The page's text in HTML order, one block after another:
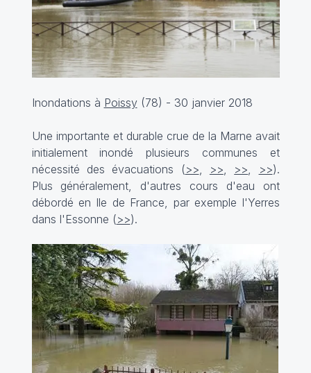
Inondations à Poissy(78) - 30 janvier 2018
Une importante et durable crue de la Marne avait
initialement inondé plusieurs communes et
nécessité des évacuations (>> >> >> >>).
Plus généralement, d'autres cours d'eau ont
débordé en Ile de France, par exemple l'Yerres
dans l'Essonne (>>).